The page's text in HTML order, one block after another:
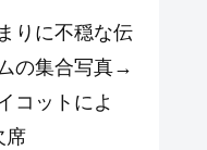
りに不穏な伝
の集合写真→
コットによ
席